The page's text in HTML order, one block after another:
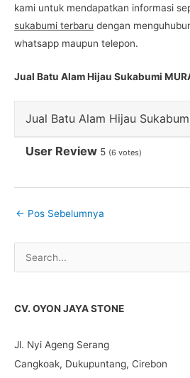
kami untuk mendapatkan informasi
sukabumi terbaru dengan
whatsapp maupun telepon.
Jual Batu Alam Hijau Sukabumi
Jual Batu Alam Hijau
User Review 5 (6 votes)
← Pos Sebelumnya
CV. OYON JAYA STONE
Jl. Nyi Ageng Serang
Cangkoak, Dukupuntang, Cirebon